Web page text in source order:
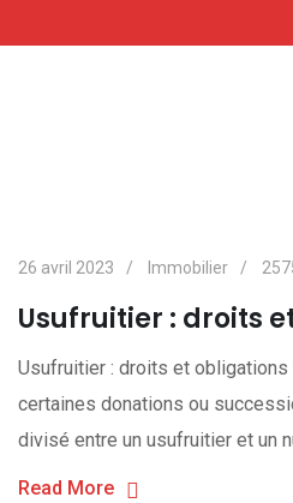
26 avril 2023 Immobilier
Usufruitier : droits
Usufruitier : droits et obligations
certaines donations ou
divisé entre un usufruitier et un
Read More